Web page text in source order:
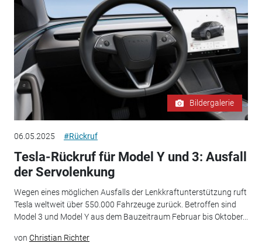
Bildergalerie
06.05.2025 #Rückruf
Tesla-Rückruf für Model Y und 3: Ausfall
der Servolenkung
Wegen eines möglichen Ausfalls der Lenkkraftunterstützung ruft
Tesla weltweit über 550.000 Fahrzeuge zurück. Betroffen sind
Model 3 und Model Y aus dem Bauzeitraum Februar bis Oktober...
von Christian Richter